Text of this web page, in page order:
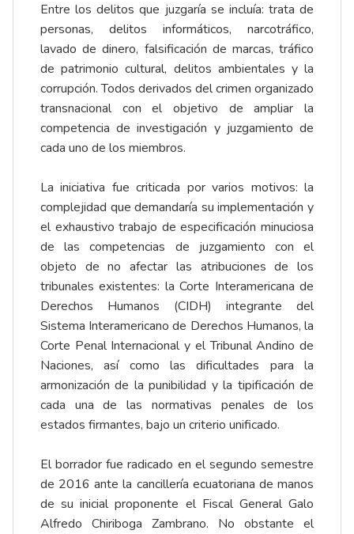
Entre los delitos que juzgaría se incluía: trata de
personas, delitos informáticos, narcotráfico,
lavado de dinero, falsificación de marcas, tráfico
de patrimonio cultural, delitos ambientales y la
corrupción. Todos derivados del crimen organizado
transnacional con el objetivo de ampliar la
competencia de investigación y juzgamiento de
cada uno de los miembros.
La iniciativa fue criticada por varios motivos: la
complejidad que demandaría su implementación y
el exhaustivo trabajo de especificación minuciosa
de las competencias de juzgamiento con el
objeto de no afectar las atribuciones de los
tribunales existentes: la Corte Interamericana de
Derechos Humanos (CIDH) integrante del
Sistema Interamericano de Derechos Humanos, la
Corte Penal Internacional y el Tribunal Andino de
Naciones, así como las dificultades para la
armonización de la punibilidad y la tipificación de
cada una de las normativas penales de los
estados firmantes, bajo un criterio unificado.
El borrador fue radicado en el segundo semestre
de 2016 ante la cancillería ecuatoriana de manos
de su inicial proponente el Fiscal General Galo
Alfredo Chiriboga Zambrano. No obstante el